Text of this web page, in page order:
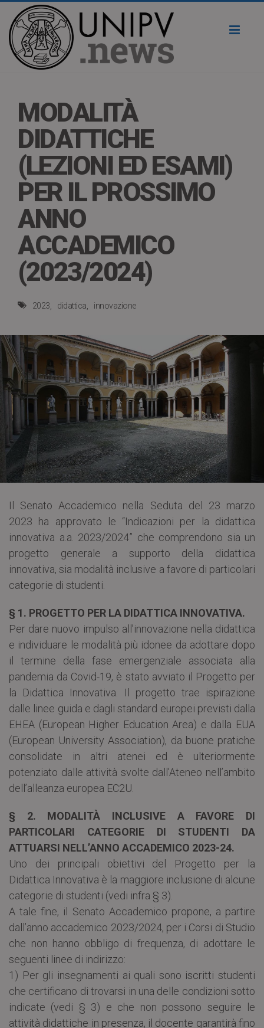
MODALITÀ
DIDATTICHE
(LEZIONI ED ESAMI)
PER IL PROSSIMO
ANNO
ACCADEMICO
(2023/2024)
2023 didattica innovazione
Il Senato Accademico nella Seduta del 23 marzo
2023 ha approvato le “Indicazioni per la didattica
innovativa a.a. 2023/2024” che comprendono sia un
progetto generale a supporto della didattica
innovativa, sia modalità inclusive a favore di particolari
categorie di studenti.
§ 1. PROGETTO PER LA DIDATTICA INNOVATIVA.
Per dare nuovo impulso all’innovazione nella didattica
e individuare le modalità più idonee da adottare dopo
il termine della fase emergenziale associata alla
pandemia da Covid-19, è stato avviato il Progetto per
la Didattica Innovativa. Il progetto trae ispirazione
dalle linee guida e dagli standard europei previsti dalla
EHEA (European Higher Education Area) e dalla EUA
(European University Association), da buone pratiche
consolidate in altri atenei ed è ulteriormente
potenziato dalle attività svolte dall’Ateneo nell’ambito
dell’alleanza europea EC2U.
§ 2. MODALITÀ INCLUSIVE A FAVORE DI
PARTICOLARI CATEGORIE DI STUDENTI DA
ATTUARSI NELL’ANNO ACCADEMICO 2023-24.
Uno dei principali obiettivi del Progetto per la
Didattica Innovativa è la maggiore inclusione di alcune
categorie di studenti (vedi infra § 3).
A tale fine, il Senato Accademico propone, a partire
dall’anno accademico 2023/2024, per i Corsi di Studio
che non hanno obbligo di frequenza, di adottare le
seguenti linee di indirizzo:
1) Per gli insegnamenti ai quali sono iscritti studenti
che certificano di trovarsi in una delle condizioni sotto
indicate (vedi § 3) e che non possono seguire le
attività didattiche in presenza, il docente garantirà fino